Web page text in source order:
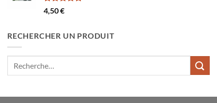
Note5.00
sur 5
4,50€
RECHERCHER UN PRODUIT